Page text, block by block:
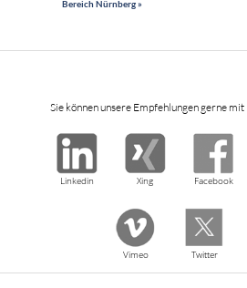
Bereich Nürnberg »
Sie können unsere Empfehlungen gerne mit
Linkedin Xing Facebook
Vimeo Twitter